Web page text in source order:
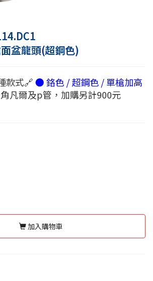
盆龍頭(超鋼色)
款式🔗 ● 鉻色 / 超鋼色 / 單槍加高
凡爾及p管，加購另計900元
加入購物車